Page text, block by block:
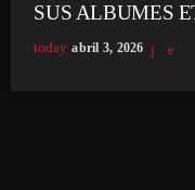
SUS ALBUMES
today abril 3, 2026